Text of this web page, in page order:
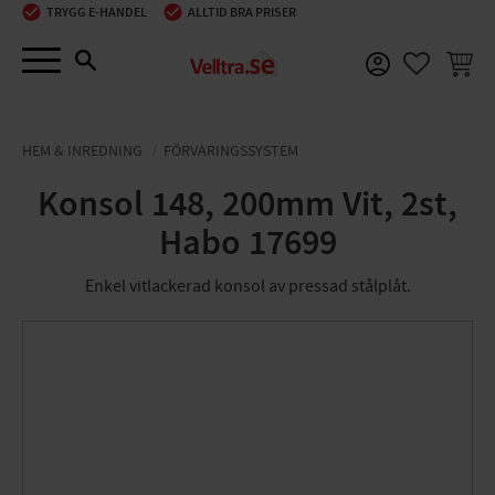
Meny
TRYGG E-HANDEL ALLTID BRA PRISER
HEM & INREDNING FÖRVARINGSSYSTEM
Konsol 148, 200mm Vit, 2st,
Habo 17699
Enkel vitlackerad konsol av pressad stålplåt.